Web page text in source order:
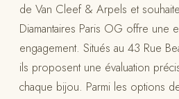
de Van Cleef & Arpels et
Diamantaires Paris OG offre une
engagement. Situés au 43 Rue
ils proposent une évaluation
chaque bijou. Parmi les options